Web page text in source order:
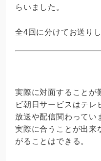
らいました。
全4回に分けてお送りし
実際に対面することが
ビ朝日サービスはテレ
放送や配信関わってい
実際に合うことが出来
がることはできる。